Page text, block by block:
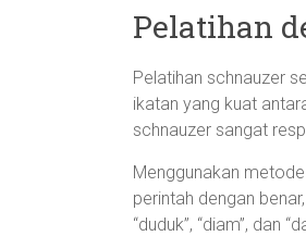
Pelatihan
Pelatihan schnauzer
ikatan yang kuat
schnauzer sangat
Menggunakan
perintah dengan
“duduk”, “diam”, dan